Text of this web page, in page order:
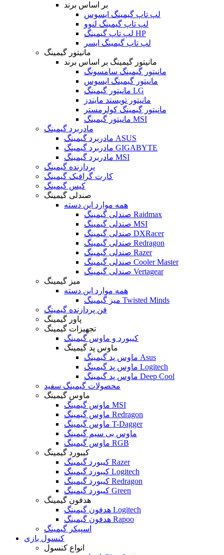
بر اساس برند
لپ تاپ گیمینگ ایسوس
لپ تاپ گیمینگ لنوو
لپ تاپ گیمینگ HP
لپ تاپ گیمینگ ایسر
مانیتور گیمینگ
مانیتور گیمینگ بر اساس برند
مانیتور گیمینگ سامسونگ
مانیتور گیمینگ ایسوس
مانیتور گیمینگ LG
مانیتور تویستد مایندز
مانیتور گیمینگ کولرمستر
مانیتور گیمینگ MSI
مادربرد گیمینگ
مادربرد گیمینگ ASUS
مادربرد گیمینگ GIGABYTE
مادربرد گیمینگ MSI
پردازنده گیمینگ
کارت گرافیک گیمینگ
کیس گیمینگ
صندلی گیمینگ
همه موارد این دسته
صندلی گیمینگ Raidmax
صندلی گیمینگ MSI
صندلی گیمینگ DXRacer
صندلی گیمینگ Redragon
صندلی گیمینگ Razer
صندلی گیمینگ Cooler Master
صندلی گیمینگ Vertagear
میز گیمینگ
همه موارد این دسته
میز گیمینگ Twisted Minds
فن پردازنده گیمینگ
پاور گیمینگ
تجهیزات گیمینگ
کیبورد و ماوس گیمینگ
ماوس پد گیمینگ
ماوس پد گیمینگ Asus
ماوس پد گیمینگ Logitech
ماوس پد گیمینگ Deep Cool
محصولات گیمینگ سفید
ماوس گیمینگ
ماوس گیمینگ MSI
ماوس گیمینگ Redragon
ماوس گیمینگ T-Dagger
ماوس بی سیم گیمینگ
ماوس گیمینگ RGB
کیبورد گیمینگ
کیبورد گیمینگ Razer
کیبورد گیمینگ Logitech
کیبورد گیمینگ Redragon
کیبورد گیمینگ Green
هدفون گیمینگ
هدفون گیمینگ Logitech
هدفون گیمینگ Rapoo
اسپیکر گیمینگ
کنسول بازی
انواع کنسول